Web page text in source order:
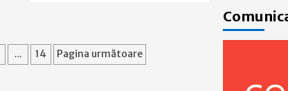
… 14 Pagina următoare